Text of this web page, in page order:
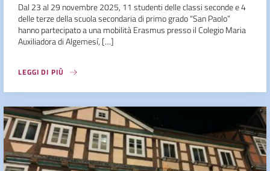
Dal 23 al 29 novembre 2025, 11 studenti delle classi seconde e 4
delle terze della scuola secondaria di primo grado “San Paolo”
hanno partecipato a una mobilità Erasmus presso il Colegio Maria
Auxiliadora di Algemesí, […]
LEGGI DI PIÙ